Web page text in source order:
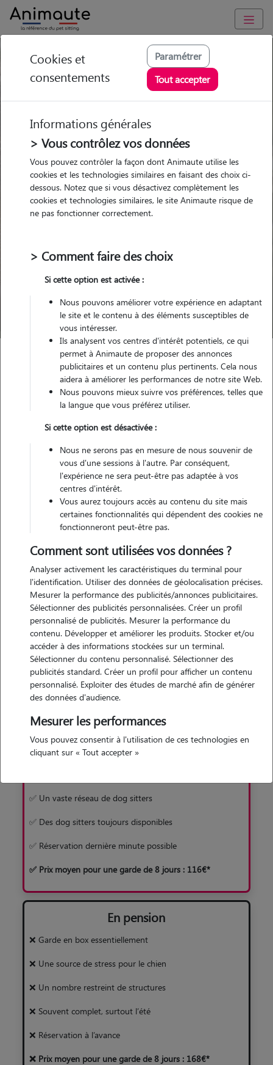
Pension chien Montluçon
Ou l'alternative Animaute
chez le Pet Sitter
chez le Pet Sitter
Promenades
Visites
Promenades
Visites
Ville
Pour quel animal ?
Trouver mon Pet Sitter
Garde d'animaux Pension chien Montluçon
Trouvez votre pension pour
chien à Montluçon
Testez Animaute pour la garde de votre
toutou
Grâce à son vaste réseau de dog sitters, Animaute vous permet
de trouver rapidement et facilement un gardien pour votre
Je découvre
Pourquoi préférer Animaute à la pension
Avec Animaute
✅ Garde familiale sans box
✅ Un vaste réseau de dog sitters
✅ Des dog sitters toujours disponibles
✅ Réservation dernière minute possible
✅ Prix moyen pour une garde de 8 jours : 116€*
En pension
❌ Garde en box essentiellement
❌ Une source de stress pour le chien
❌ Un nombre restreint de structures
❌ Souvent complet, surtout l’été
❌ Réservation à l’avance
❌ Prix moyen pour une garde de 8 jours : 168€*
Cookies et
consentements
Paramétrer
Tout accepter
Informations générales
> Vous contrôlez vos données
Vous pouvez contrôler la façon dont Animaute utilise les
cookies et les technologies similaires en faisant des choix ci-
dessous. Notez que si vous désactivez complètement les
cookies et technologies similaires, le site Animaute risque de
ne pas fonctionner correctement.
> Comment faire des choix
Si cette option est activée :
Nous pouvons améliorer votre expérience en adaptant
le site et le contenu à des éléments susceptibles de
vous intéresser.
Ils analysent vos centres d'intérêt potentiels, ce qui
permet à Animaute de proposer des annonces
publicitaires et un contenu plus pertinents. Cela nous
aidera à améliorer les performances de notre site Web.
Nous pouvons mieux suivre vos préférences, telles que
la langue que vous préférez utiliser.
Si cette option est désactivée :
Nous ne serons pas en mesure de nous souvenir de
vous d'une sessions à l'autre. Par conséquent,
l'expérience ne sera peut-être pas adaptée à vos
centres d'intérêt.
Vous aurez toujours accès au contenu du site mais
certaines fonctionnalités qui dépendent des cookies ne
fonctionneront peut-être pas.
Comment sont utilisées vos données ?
Analyser activement les caractéristiques du terminal pour
l'identification. Utiliser des données de géolocalisation précises.
Mesurer la performance des publicités/annonces publicitaires.
Sélectionner des publicités personnalisées. Créer un profil
personnalisé de publicités. Mesurer la performance du
contenu. Développer et améliorer les produits. Stocker et/ou
accéder à des informations stockées sur un terminal.
Sélectionner du contenu personnalisé. Sélectionner des
publicités standard. Créer un profil pour afficher un contenu
personnalisé. Exploiter des études de marché afin de générer
des données d'audience.
Mesurer les performances
Vous pouvez consentir à l'utilisation de ces technologies en
cliquant sur « Tout accepter »